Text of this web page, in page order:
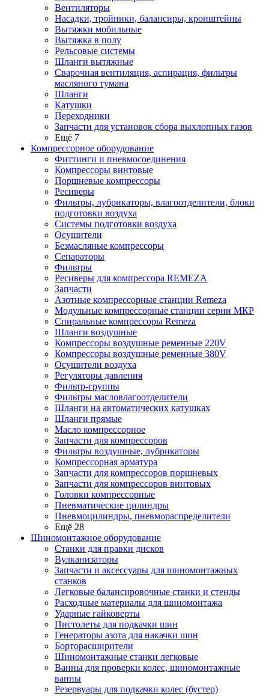
Вентиляторы
Насадки, тройники, балансиры, кронштейны
Вытяжки мобильные
Вытяжка в полу
Рельсовые системы
Шланги вытяжные
Сварочная вентиляция, аспирация, фильтры
масляного тумана
Шланги
Катушки
Переходники
Запчасти для установок сбора выхлопных газов
Ещё 7
Компрессорное оборудование
Фиттинги и пневмосоединения
Компрессоры винтовые
Поршневые компрессоры
Ресиверы
Фильтры, лубрикаторы, влагоотделители, блоки
подготовки воздуха
Системы подготовки воздуха
Осушители
Безмасляные компрессоры
Сепараторы
Фильтры
Ресиверы для компрессора REMEZA
Запчасти
Азотные компрессорные станции Remeza
Модульные компрессорные станции серии МКР
Спиральные компрессоры Remeza
Шланги воздушные
Компрессоры воздушные ременные 220V
Компрессоры воздушные ременные 380V
Осушители воздуха
Регуляторы давления
Фильтр-группы
Фильтры масловлагоотделители
Шланги на автоматических катушках
Шланги прямые
Масло компрессорное
Запчасти для компрессоров
Фильтры воздушные, лубрикаторы
Компрессорная арматура
Запчасти для компрессоров поршневых
Запчасти для компрессоров винтовых
Головки компрессорные
Пневматические цилиндры
Пневмоцилиндры, пневмораспределители
Ещё 28
Шиномонтажное оборудование
Станки для правки дисков
Вулканизаторы
Запчасти и аксессуары для шиномонтажных
станков
Легковые балансировочные станки и стенды
Расходные материалы для шиномонтажа
Ударные гайковерты
Пистолеты для подкачки шин
Генераторы азота для накачки шин
Борторасширители
Шиномонтажные станки легковые
Ванны для проверки колес, шиномонтажные
ванны
Резервуары для подкачки колес (бустер)